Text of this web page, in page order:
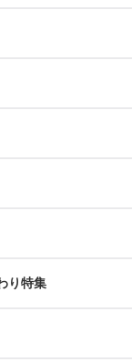
ップ
ペーン
プ
覧
ル
ム
り特集
ス